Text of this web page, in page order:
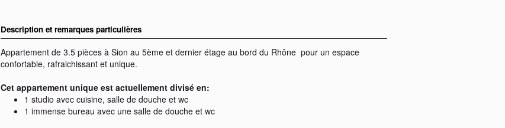
Description et remarques particulières
Appartement de 3.5 pièces à Sion au 5ème et dernier étage au bord du Rhône pour un espace
confortable, rafraichissant et unique.
Cet appartement unique est actuellement divisé en:
1 studio avec cuisine, salle de douche et wc
1 immense bureau avec une salle de douche et wc